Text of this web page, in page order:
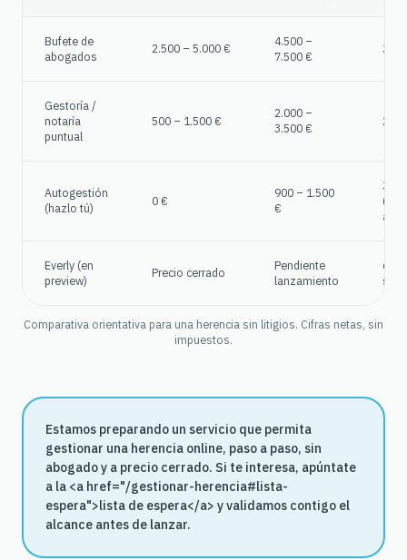
Bufete de
abogados
2.500 – 5.000 €
4.500 –
7.500 €
3 –
Gestoría /
notaría
puntual
500 – 1.500 €
2.000 –
3.500 €
2 –
Autogestión
(hazlo tú)
0 €
900 – 1.500
€
3 –
Everly (en
preview)
Precio cerrado
Pendiente
lanzamiento
6 –
Comparativa orientativa para una herencia sin litigios. Cifras netas, sin
impuestos.
Estamos preparando un servicio que permita
gestionar una herencia online, paso a paso, sin
abogado y a precio cerrado. Si te interesa, apúntate
a la <a href="/gestionar-herencia#lista-
espera">lista de espera</a> y validamos contigo el
alcance antes de lanzar.